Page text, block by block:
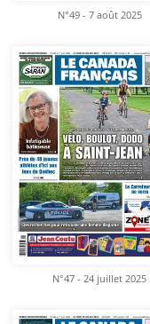
N°49 - 7 août 2025
N°47 - 24 juillet 2025